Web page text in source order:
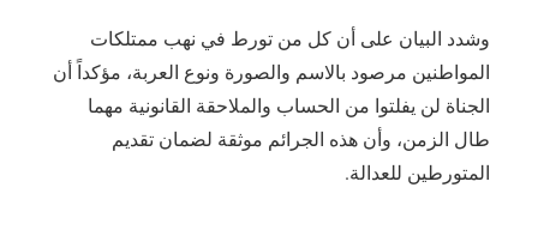
​وشدد البيان على أن كل من تورط في نهب ممتلكات
المواطنين مرصود بالاسم والصورة ونوع العربة، مؤكداً أن
الجناة لن يفلتوا من الحساب والملاحقة القانونية مهما
طال الزمن، وأن هذه الجرائم موثقة لضمان تقديم
المتورطين للعدالة.